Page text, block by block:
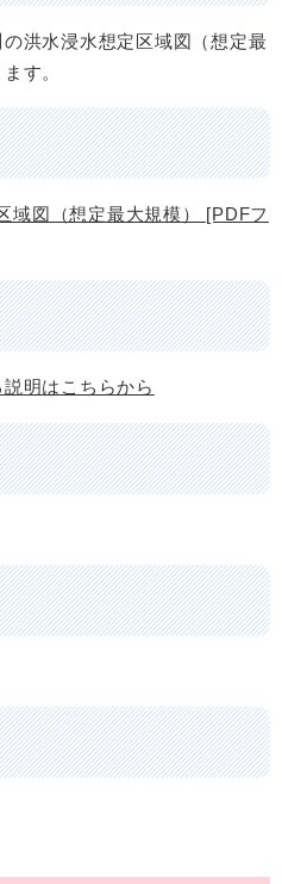
洪水浸水想定区域図（想定最
す。
域図（想定最大規模） [PDFフ
明はこちらから